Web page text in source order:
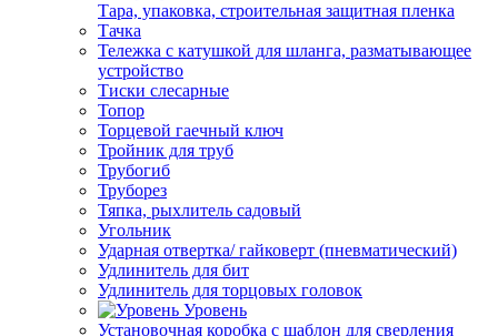
Тара, упаковка, строительная защитная пленка
Тачка
Тележка с катушкой для шланга, разматывающее
устройство
Тиски слесарные
Топор
Торцевой гаечный ключ
Тройник для труб
Трубогиб
Труборез
Тяпка, рыхлитель садовый
Угольник
Ударная отвертка/ гайковерт (пневматический)
Удлинитель для бит
Удлинитель для торцовых головок
Уровень
Установочная коробка с шаблон для сверления